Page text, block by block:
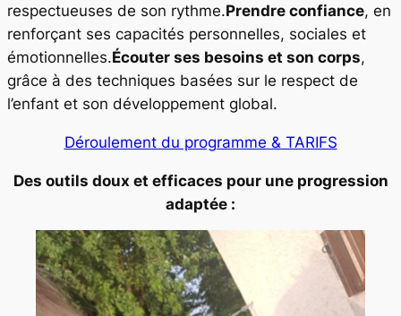
respectueuses de son rythme.Prendre confiance, en
renforçant ses capacités personnelles, sociales et
émotionnelles.Écouter ses besoins et son corps,
grâce à des techniques basées sur le respect de
l’enfant et son développement global.
Déroulement du programme & TARIFS
Des outils doux et efficaces pour une progression
adaptée :